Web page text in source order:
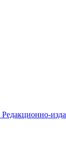
Редакционно-